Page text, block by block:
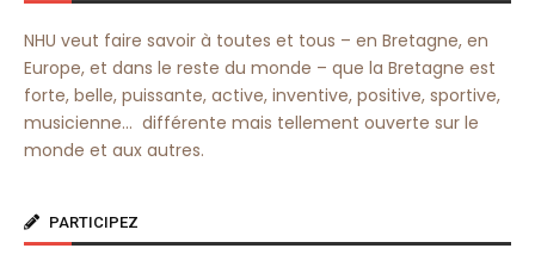
NHU veut faire savoir à toutes et tous – en Bretagne, en
Europe, et dans le reste du monde – que la Bretagne est
forte, belle, puissante, active, inventive, positive, sportive,
musicienne… différente mais tellement ouverte sur le
monde et aux autres.
PARTICIPEZ